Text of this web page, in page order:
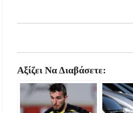
Αξίζει Να Διαβάσετε: